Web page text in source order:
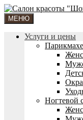
МЕНЮ
Услуги и цены
Ногтевой